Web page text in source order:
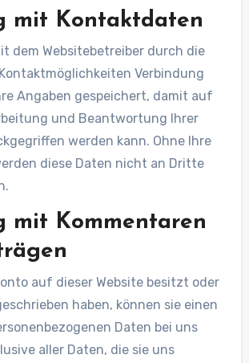
mit Kontaktdaten
dem Websitebetreiber durch die
Verbindung
Angaben gespeichert, damit auf
und Beantwortung Ihrer
werden kann. Ohne Ihre
diese Daten nicht an Dritte
mit Kommentaren
auf dieser Website besitzt oder
haben, können sie einen
Daten bei uns
aller Daten, die sie uns